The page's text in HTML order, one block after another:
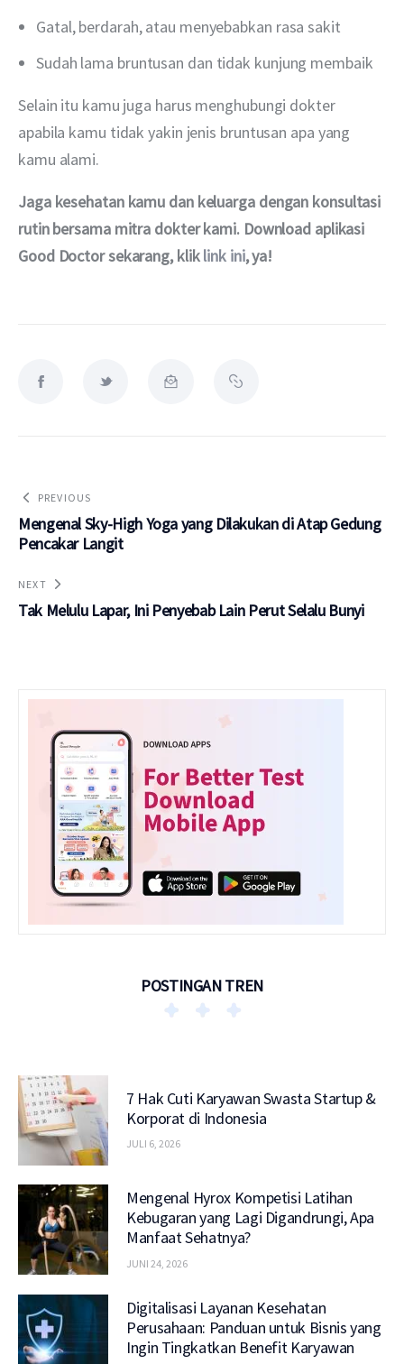
Gatal, berdarah, atau menyebabkan rasa sakit
Sudah lama bruntusan dan tidak kunjung membaik
Selain itu kamu juga harus menghubungi dokter
apabila kamu tidak yakin jenis bruntusan apa yang
kamu alami.
Jaga kesehatan kamu dan keluarga dengan konsultasi
rutin bersama mitra dokter kami. Download aplikasi
Good Doctor sekarang, klik link ini, ya!
PREVIOUS
Mengenal Sky-High Yoga yang Dilakukan di Atap Gedung
Pencakar Langit
NEXT
Tak Melulu Lapar, Ini Penyebab Lain Perut Selalu Bunyi
POSTINGAN TREN
7 Hak Cuti Karyawan Swasta Startup &
Korporat di Indonesia
JULI 6, 2026
Mengenal Hyrox Kompetisi Latihan
Kebugaran yang Lagi Digandrungi, Apa
Manfaat Sehatnya?
JUNI 24, 2026
Digitalisasi Layanan Kesehatan
Perusahaan: Panduan untuk Bisnis yang
Ingin Tingkatkan Benefit Karyawan